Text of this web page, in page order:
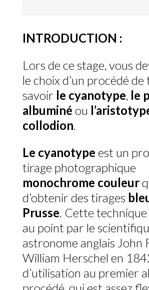
INTRODUCTION :
Lors de ce stage, vous
le choix d’un procédé de
savoir le cyanotype, le
albuminé ou
collodion.
Le cyanotype est un
tirage photographique
monochrome couleur
d’obtenir des tirages
Prusse. Cette technique
au point par le
astronome anglais John
William Herschel en
d’utilisation au premier